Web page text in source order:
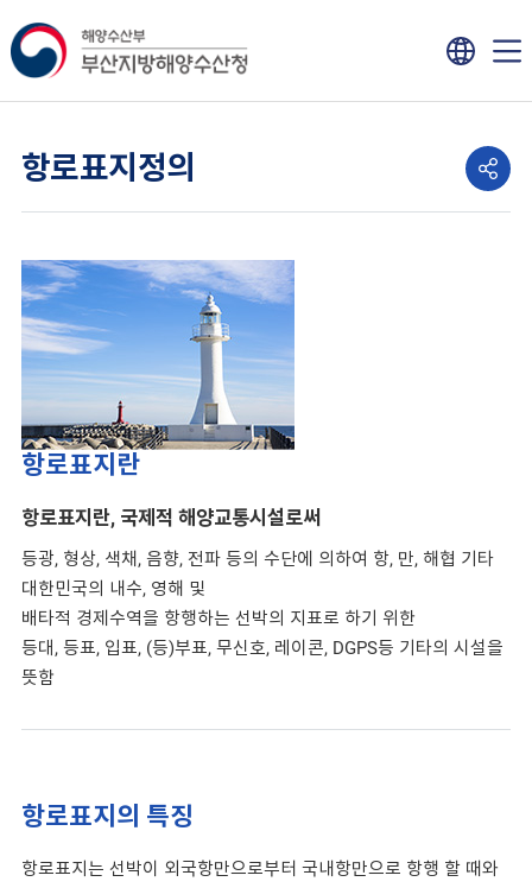
항로표지정의
항로표지란
항로표지란, 국제적 해양교통시설로써
등광, 형상, 색채, 음향, 전파 등의 수단에 의하여 항, 만, 해협 기타
대한민국의 내수, 영해 및
배타적 경제수역을 항행하는 선박의 지표로 하기 위한
등대, 등표, 입표, (등)부표, 무신호, 레이콘, DGPS등 기타의 시설을
뜻함
항로표지의 특징
항로표지는 선박이 외국항만으로부터 국내항만으로 항행 할 때와